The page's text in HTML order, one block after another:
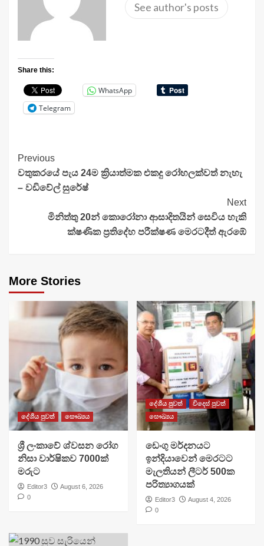
See author's posts
Share this:
WhatsApp
Telegram
Continue
Reading
Previous
වතුකරයේ පැය 24ම ක්‍රියාත්මක එකදු රෝහලක්වත් නැහැ
– වඩිවේල් සුරේෂ්
Next
මිනිත්තු 20න් කොරෝනා ආසාදිතයින් සෙවිය හැකි
ක්ෂණික ප්‍රතිදේහ පරීක්ෂණ මෙරටදීත් ඇරඹේ
More Stories
දේශීය පුවත් සෞඛ්‍යය
ශ්‍රී ලංකාවේ ශ්වසන රෝග
නිසා වාර්ෂිකව 7000ක්
මරුට
Editor3
August 6, 2026
0
දේශීය පුවත්
විදෙස් පුවත්
සෞඛ්‍යය
ඩෙංගු මර්දනයට
ඉන්දියාවෙන් මෙරටට
මැලතියන් ලීටර් 500ක
පරිත්‍යාගයක්
Editor3
August 4, 2026
0